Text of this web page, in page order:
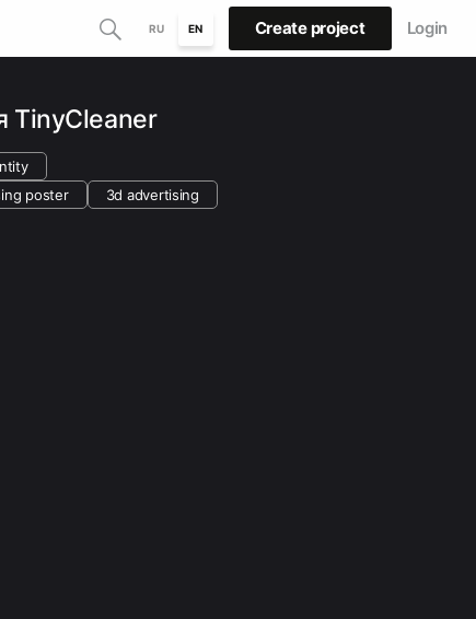
RU EN Create project Login
TinyCleaner
poster
3d advertising